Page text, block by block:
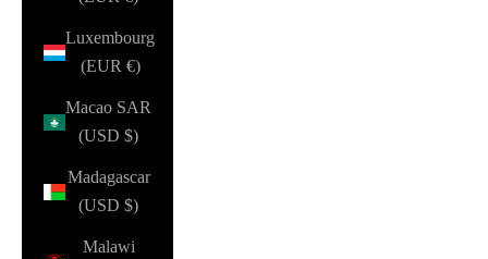
Luxembourg
(EUR €)
Macao SAR
(USD $)
Madagascar
(USD $)
Malawi